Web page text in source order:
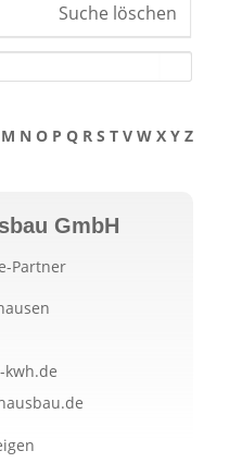
Suche löschen
M N O P Q R S T V W X Y Z
GmbH
Partner
kwh.de